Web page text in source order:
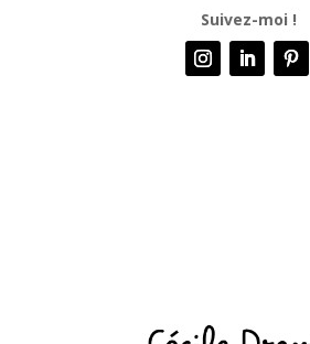
Suivez-moi !